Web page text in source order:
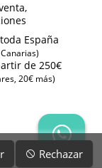
España
de 250€
20€ más)
Rechazar